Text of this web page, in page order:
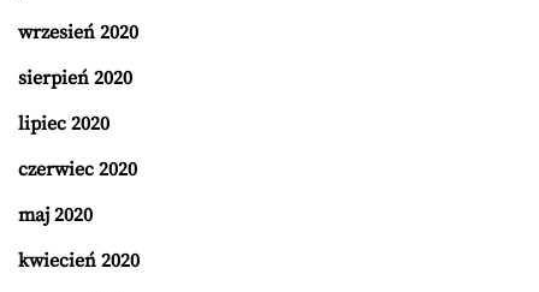
wrzesień 2020
sierpień 2020
lipiec 2020
czerwiec 2020
maj 2020
kwiecień 2020